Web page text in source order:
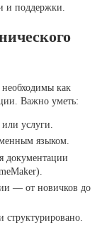
и поддержки.
как
Важно уметь:
услуги.
языком.
документации
— от новичков до